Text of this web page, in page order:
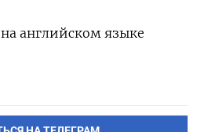
английском языке